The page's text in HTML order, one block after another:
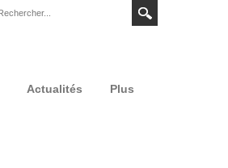
Actualités Plus